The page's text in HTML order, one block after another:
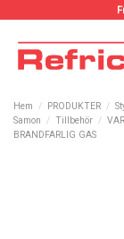
Hem PRODUKTER
Samon
Tillbehör
BRANDFARLIG GAS